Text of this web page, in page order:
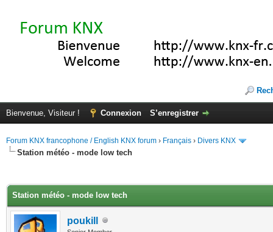
Bienvenue, Visiteur ! Connexion S’enregistrer
Forum KNX francophone / English KNX forum › Français › Divers KNX
Station météo - mode low tech
Station météo - mode low tech
poukill